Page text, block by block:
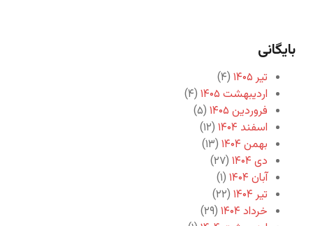
بایگانی
تیر ۱۴۰۵
(۴)
اردیبهشت ۱۴۰۵
(۴)
فروردین ۱۴۰۵
(۵)
اسفند ۱۴۰۴
(۱۲)
بهمن ۱۴۰۴
(۱۳)
دی ۱۴۰۴
(۲۷)
آبان ۱۴۰۴
(۱)
تیر ۱۴۰۴
(۲۲)
خرداد ۱۴۰۴
(۲۹)